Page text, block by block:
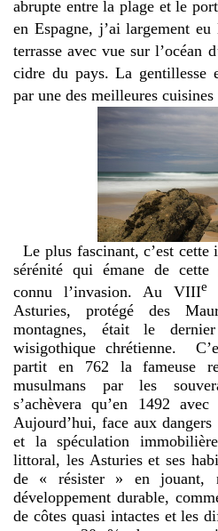
abrupte entre la plage et le
en Espagne, j’ai largement
terrasse avec vue sur l’océan
cidre du pays. La gentillesse
par une des meilleures cuisines
Le plus fascinant, c’est cette
sérénité qui émane de cette
connu l’invasion. Au VIIIe
Asturies, protégé des
montagnes, était le
wisigothique chrétienne.
partit en 762 la fameuse
musulmans par les
s’achèvera qu’en 1492
Aujourd’hui, face aux
et la spéculation
littoral, les Asturies et ses
de « résister » en jouant,
développement durable,
de côtes quasi intactes et les